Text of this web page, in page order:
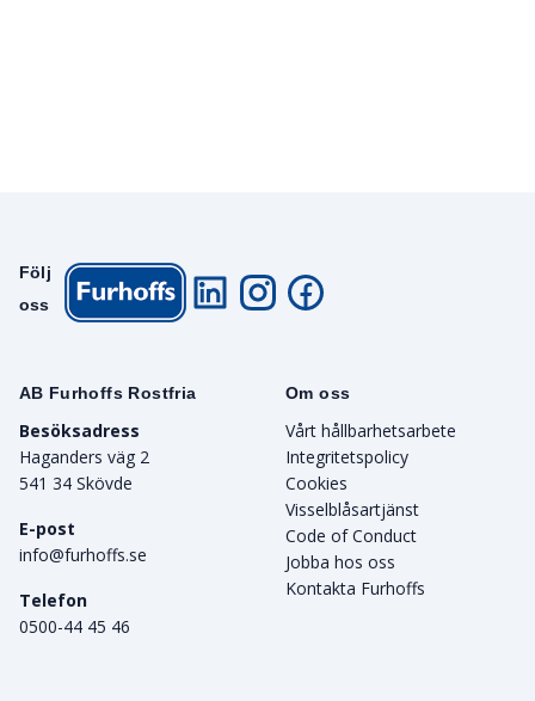
AB Furhoffs Rostfria
Besöksadress
Haganders väg 2
541 34 Skövde
E-post
info@furhoffs.se
Telefon
0500-44 45 46
Om oss
Vårt hållbarhetsarbete
Integritetspolicy
Cookies
Visselblåsartjänst
Code of Conduct
Jobba hos oss
Kontakta Furhoffs
Följ
oss